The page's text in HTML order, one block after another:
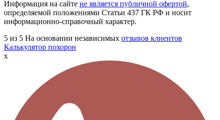
Информация на сайте не является публичной офертой,
определяемой положениями Статьи 437 ГК РФ и носит
информационно-справочный характер.
5 из 5 На основании независимых отзывов клиентов
Калькулятор похорон
x